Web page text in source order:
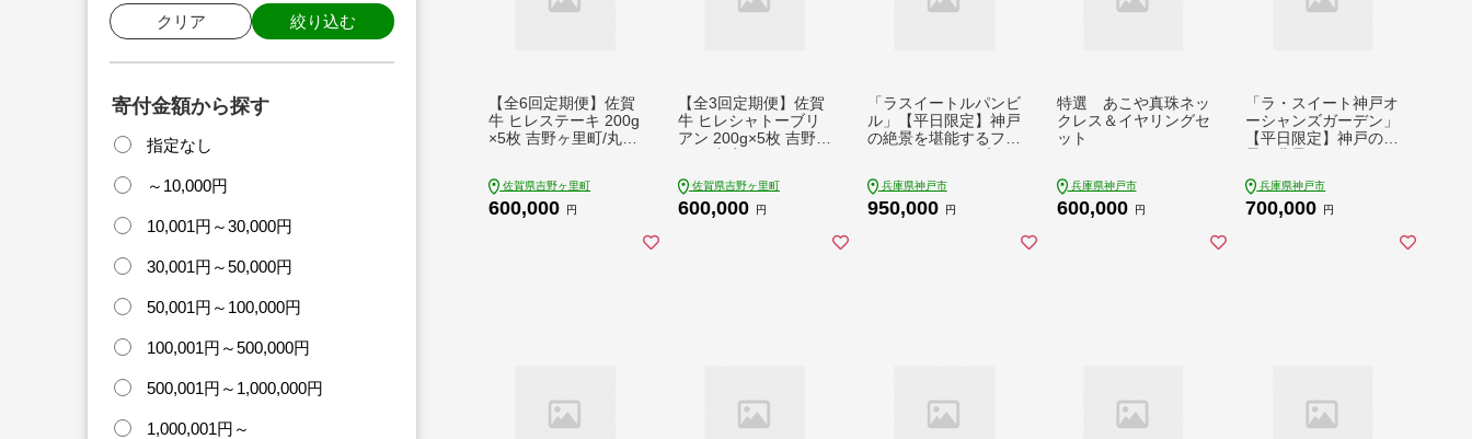
クリア 絞り込む
寄付金額から探す
指定なし
～10,000円
10,001円～30,000円
30,001円～50,000円
50,001円～100,000円
100,001円～500,000円
500,001円～1,000,000円
1,000,001円～
【全6回定期便】佐賀
牛 ヒレステーキ 200g
×5枚 吉野ヶ里町/丸宗
佐賀県吉野ヶ里町
600,000 円
【全3回定期便】佐賀
牛 ヒレシャトーブリ
アン 200g×5枚 吉野ヶ
佐賀県吉野ヶ里町
600,000 円
「ラスイートルパンビ
ル」【平日限定】神戸
の絶景を堪能するフォ
兵庫県神戸市
950,000 円
特選 あこや真珠ネッ
クレス＆イヤリングセ
ット
兵庫県神戸市
600,000 円
「ラ・スイート神戸オ
ーシャンズガーデン」
【平日限定】神戸の絶
兵庫県神戸市
700,000 円